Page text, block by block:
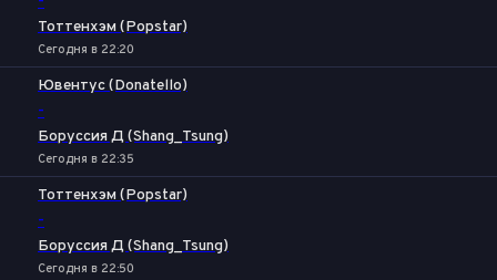
Тоттенхэм (Popstar)
Сегодня в 22:20
Ювентус (Donatello)
-
Боруссия Д (Shang_Tsung)
Сегодня в 22:35
Тоттенхэм (Popstar)
-
Боруссия Д (Shang_Tsung)
Сегодня в 22:50